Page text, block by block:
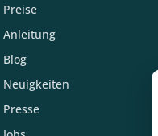
Preise
Anleitung
Blog
Neuigkeiten
Presse